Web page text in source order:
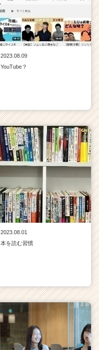
2023.08.09
YouTube？
2023.08.01
本を読む習慣